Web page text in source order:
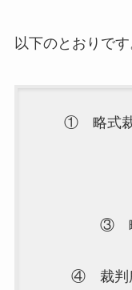
以下のとおりです
① 略式裁
③
④ 裁判